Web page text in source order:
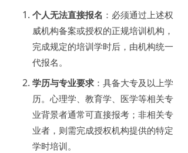
个人无法直接报名 ：必须通过上述权
威机构备案或授权的正规培训机构，
完成规定的培训学时后，由机构统一
代报名。
学历与专业要求 ：具备大专及以上学
历。心理学、教育学、医学等相关专
业背景者通常可直接报考；非相关专
业者，则需完成授权机构提供的特定
学时培训。